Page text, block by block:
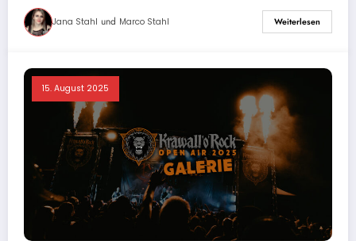
Bildergalerie
Jana Stahl und Marco Stahl Weiterlesen
15. August 2025